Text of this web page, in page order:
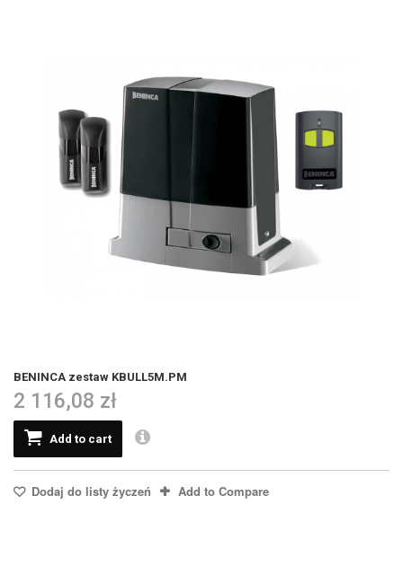
BENINCA zestaw KBULL5M.PM
2 116,08 zł
Add to cart
Dodaj do listy życzeń Add to Compare